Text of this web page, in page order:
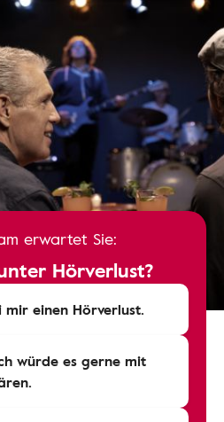
erwartet Sie:
Hörverlust?
einen Hörverlust.
würde es gerne mit